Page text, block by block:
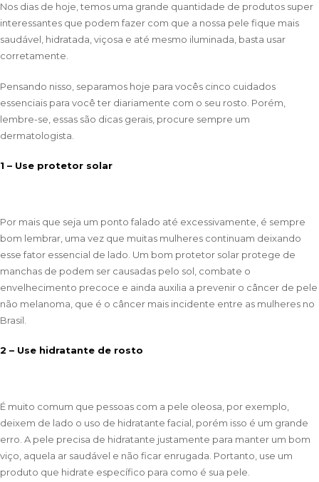
Nos dias de hoje, temos uma grande quantidade de produtos super
interessantes que podem fazer com que a nossa pele fique mais
saudável, hidratada, viçosa e até mesmo iluminada, basta usar
corretamente.
Pensando nisso, separamos hoje para vocês cinco cuidados
essenciais para você ter diariamente com o seu rosto. Porém,
lembre-se, essas são dicas gerais, procure sempre um
dermatologista.
1 – Use protetor solar
Por mais que seja um ponto falado até excessivamente, é sempre
bom lembrar, uma vez que muitas mulheres continuam deixando
esse fator essencial de lado. Um bom protetor solar protege de
manchas de podem ser causadas pelo sol, combate o
envelhecimento precoce e ainda auxilia a prevenir o câncer de pele
não melanoma, que é o câncer mais incidente entre as mulheres no
Brasil.
2 – Use hidratante de rosto
É muito comum que pessoas com a pele oleosa, por exemplo,
deixem de lado o uso de hidratante facial, porém isso é um grande
erro. A pele precisa de hidratante justamente para manter um bom
viço, aquela ar saudável e não ficar enrugada. Portanto, use um
produto que hidrate específico para como é sua pele.